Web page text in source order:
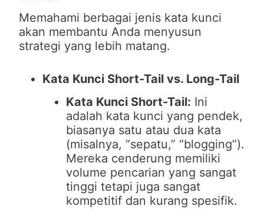
Memahami berbagai jenis kata kunci
akan membantu Anda menyusun
strategi yang lebih matang.
Kata Kunci Short-Tail vs. Long-Tail
Kata Kunci Short-Tail: Ini
adalah kata kunci yang pendek,
biasanya satu atau dua kata
(misalnya, “sepatu,” “blogging”).
Mereka cenderung memiliki
volume pencarian yang sangat
tinggi tetapi juga sangat
kompetitif dan kurang spesifik.